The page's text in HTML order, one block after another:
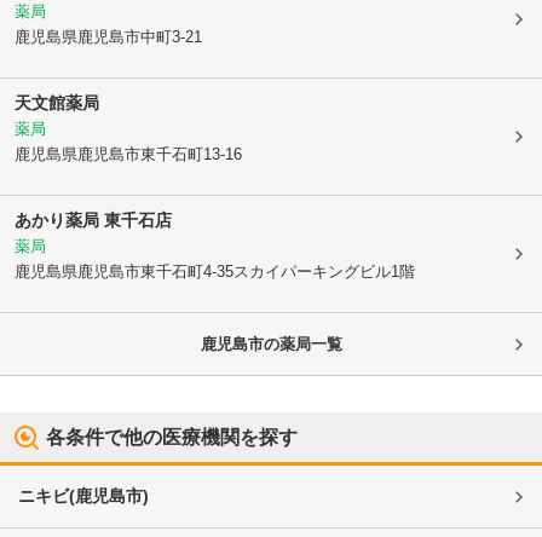
薬局
鹿児島県鹿児島市中町3-21
天文館薬局
薬局
鹿児島県鹿児島市東千石町13-16
あかり薬局 東千石店
薬局
鹿児島県鹿児島市東千石町4-35スカイパーキングビル1階
鹿児島市の薬局一覧
各条件で他の医療機関を探す
ニキビ(鹿児島市)